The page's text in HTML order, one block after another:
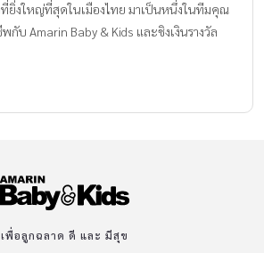
ยิ่งใหญ่ที่สุดในเมืองไทย มาเป็นหนึ่งในทีมคุณ
กับ Amarin Baby & Kids และชิงเงินรางวัล
เพื่อลูกฉลาด ดี และ มีสุข